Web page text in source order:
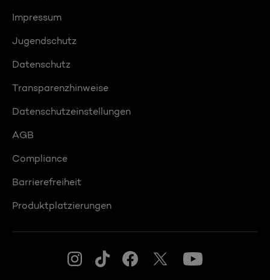
Impressum
Jugendschutz
Datenschutz
Transparenzhinweise
Datenschutzeinstellungen
AGB
Compliance
Barrierefreiheit
Produktplatzierungen